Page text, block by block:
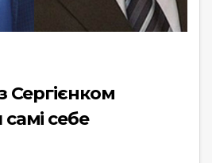
Сергієнком
себе